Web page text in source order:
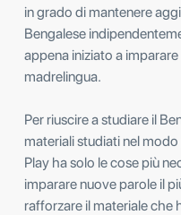
in grado di mantenere
Bengalese
appena iniziato a
madrelingua.
Per riuscire a studiare il
materiali studiati nel
Play ha solo le cose più
imparare nuove parole il
rafforzare il materiale che